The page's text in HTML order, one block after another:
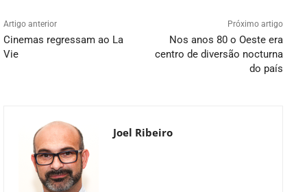
Artigo anterior
Cinemas regressam ao La
Vie
Próximo artigo
Nos anos 80 o Oeste era
centro de diversão nocturna
do país
Joel Ribeiro